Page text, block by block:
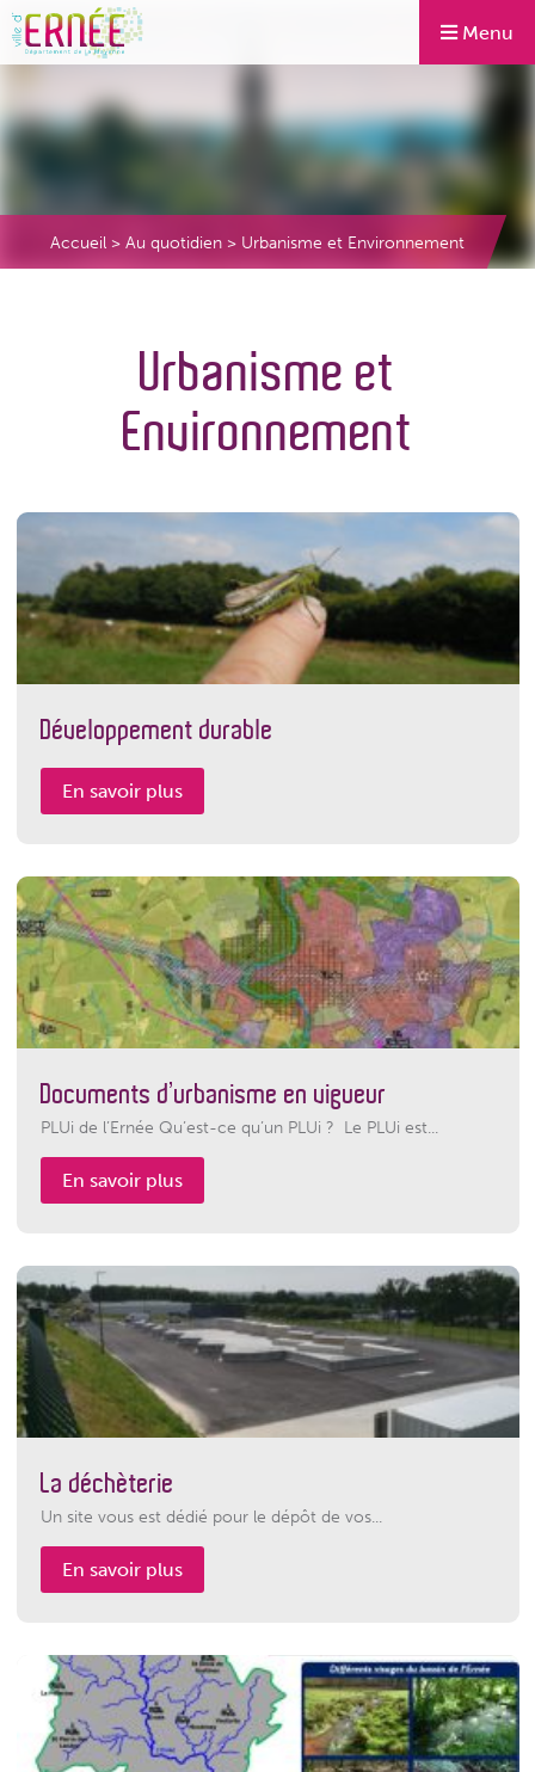
Menu
Accueil > Au quotidien > Urbanisme et Environnement
Urbanisme et
Environnement
Développement durable
En savoir plus
Documents d’urbanisme en vigueur
PLUi de l’Ernée Qu’est-ce qu’un PLUi ? Le PLUi est...
En savoir plus
La déchèterie
Un site vous est dédié pour le dépôt de vos...
En savoir plus